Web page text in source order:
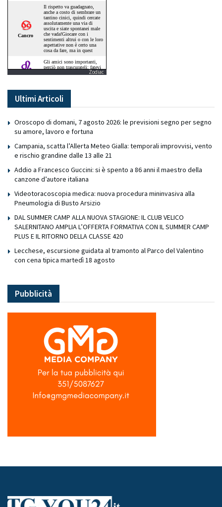
Zodiac
Ultimi Articoli
Oroscopo di domani, 7 agosto 2026: le previsioni segno per segno
su amore, lavoro e fortuna
Campania, scatta l’Allerta Meteo Gialla: temporali improvvisi, vento
e rischio grandine dalle 13 alle 21
Addio a Francesco Guccini: si è spento a 86 anni il maestro della
canzone d’autore italiana
Videotoracoscopia medica: nuova procedura mininvasiva alla
Pneumologia di Busto Arsizio
DAL SUMMER CAMP ALLA NUOVA STAGIONE: IL CLUB VELICO
SALERNITANO AMPLIA L’OFFERTA FORMATIVA CON IL SUMMER CAMP
PLUS E IL RITORNO DELLA CLASSE 420
Lecchese, escursione guidata al tramonto al Parco del Valentino
con cena tipica martedì 18 agosto
Pubblicità